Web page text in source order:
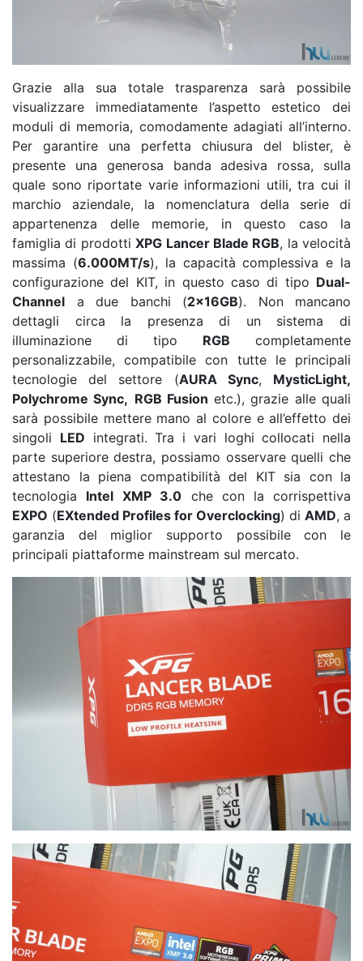
Grazie alla sua totale trasparenza sarà possibile
visualizzare immediatamente l’aspetto estetico dei
moduli di memoria, comodamente adagiati all’interno.
Per garantire una perfetta chiusura del blister, è
presente una generosa banda adesiva rossa, sulla
quale sono riportate varie informazioni utili, tra cui il
marchio aziendale, la nomenclatura della serie di
appartenenza delle memorie, in questo caso la
famiglia di prodottiXPG Lancer Blade RGB, la velocità
massima (6.000MT/s), la capacità complessiva e la
configurazione del KIT, in questo caso di tipo Dual-
Channel a due banchi (2x16GB). Non mancano
dettagli circa la presenza di un sistema di
illuminazione di tipo RGB completamente
personalizzabile, compatibile con tutte le principali
tecnologie del settore (AURA Sync, MysticLight,
Polychrome Sync, RGB Fusion etc.), grazie alle quali
sarà possibile mettere mano al colore e all’effetto dei
singoli LED integrati. Tra i vari loghi collocati nella
parte superiore destra, possiamo osservare quelli che
attestano la piena compatibilità del KIT sia con la
tecnologia Intel XMP 3.0 che con la corrispettiva
EXPO (EXtended Profiles for Overclocking) di AMD, a
garanzia del miglior supporto possibile con le
principali piattaforme mainstream sul mercato.